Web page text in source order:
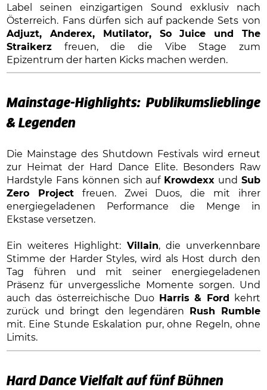
Label seinen einzigartigen Sound exklusiv nach
Österreich. Fans dürfen sich auf packende Sets von
Adjuzt, Anderex, Mutilator, So Juice und The
Straikerz freuen, die die Vibe Stage zum
Epizentrum der harten Kicks machen werden.
Mainstage-Highlights: Publikumslieblinge
& Legenden
Die Mainstage des Shutdown Festivals wird erneut
zur Heimat der Hard Dance Elite. Besonders Raw
Hardstyle Fans können sich auf Krowdexx und Sub
Zero Project freuen. Zwei Duos, die mit ihrer
energiegeladenen Performance die Menge in
Ekstase versetzen.
Ein weiteres Highlight: Villain, die unverkennbare
Stimme der Harder Styles, wird als Host durch den
Tag führen und mit seiner energiegeladenen
Präsenz für unvergessliche Momente sorgen. Und
auch das österreichische Duo
Harris & Ford
kehrt
zurück und bringt den legendären
Rush Rumble
mit. Eine Stunde Eskalation pur, ohne Regeln, ohne
Limits.
Hard Dance Vielfalt auf fünf Bühnen